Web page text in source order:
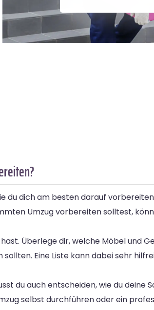
du dich am besten darauf
Umzug vorbereiten solltest,
Überlege dir, welche Möbel und
Eine Liste kann dabei sehr
du auch entscheiden, wie du deine
selbst durchführen oder ein